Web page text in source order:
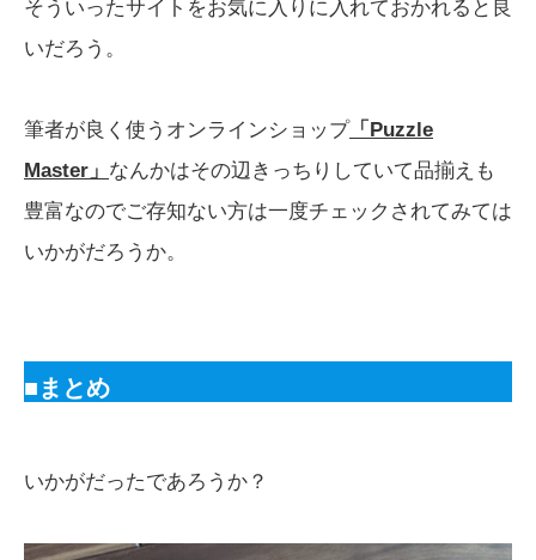
そういったサイトをお気に入りに入れておかれると良
いだろう。
筆者が良く使うオンラインショップ「Puzzle
Master」 なんかはその辺きっちりしていて品揃えも
豊富なのでご存知ない方は一度チェックされてみては
いかがだろうか。
■まとめ
いかがだったであろうか？